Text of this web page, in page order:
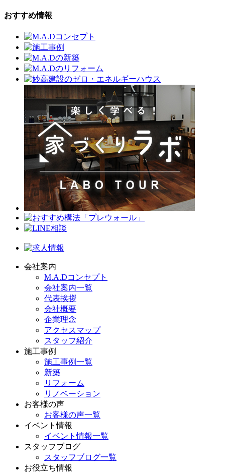
おすすめ情報
会社案内
M.A.Dコンセプト
会社案内一覧
代表挨拶
会社概要
企業理念
アクセスマップ
スタッフ紹介
施工事例
施工事例一覧
新築
リフォーム
リノベーション
お客様の声
お客様の声一覧
イベント情報
イベント情報一覧
スタッフブログ
スタッフブログ一覧
お役立ち情報